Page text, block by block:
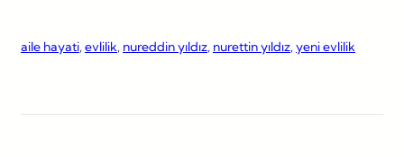
aile hayati, evlilik, nureddin yıldız, nurettin yıldız, yeni evlilik